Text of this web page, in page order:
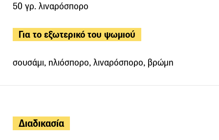
50 γρ. λιναρόσπορο
Για το εξωτερικό του ψωμιού
σουσάμι, ηλιόσπορο, λιναρόσπορο, βρώμη
Διαδικασία